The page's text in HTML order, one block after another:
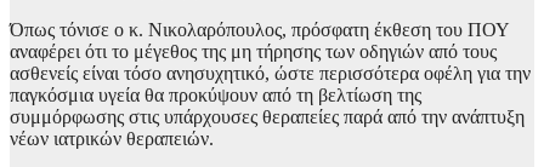
Όπως τόνισε ο κ. Νικολαρόπουλος, πρόσφατη έκθεση του ΠΟΥ
αναφέρει ότι το μέγεθος της μη τήρησης των οδηγιών από τους
ασθενείς είναι τόσο ανησυχητικό, ώστε περισσότερα οφέλη για την
παγκόσμια υγεία θα προκύψουν από τη βελτίωση της
συμμόρφωσης στις υπάρχουσες θεραπείες παρά από την ανάπτυξη
νέων ιατρικών θεραπειών.